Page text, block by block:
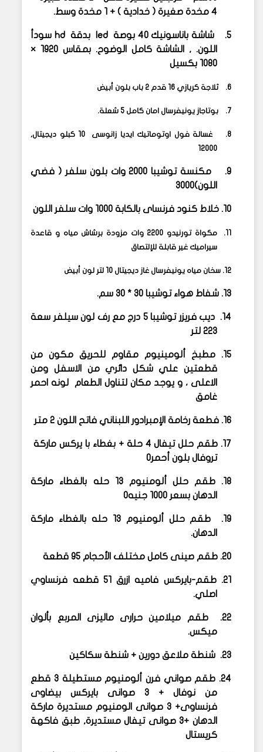
4 مخدة صغيرة ( خدادية ) + 1 مخدة وسط.
5. شاشة باناسونيك 40 بوصة led بدقة hd سودأ
اللون. , الشاشة كامل الوضوح. بمقاس ١٩٢٠ ×
١٠٨٠ بكسيل
6. ثلاجة كريازي 16 قدم 2 باب بلون أبيض
7. بوتاجاز يونيفرسال امان كامل 5 شعلة.
8. غسالة فول اوتوماتيك ايديا زانوسى 10 كبلو ديجيتال
,
12000
9.
مكنسة توشيبا 2000 وات بلون سلفر ( فضي
اللون)3000
10. خلاط كنود فرنساى بالكابة 1000 وات سلفر اللون
مكواة تورنيدو 2200 وات مزودة برشاش مياه و قاعدة
سيراميك غير قابلة للإلتصاق
12. سخان مياه يونيفرسال غاز ديجيتال 10 لتر لون أبيض
13. شفاط هواء توشيبا 30 * 30 سم.
14.
ديب فريزر توشيبا 5 درج مع رف لون سيلفر سعة
223 لتر
15.
مطبخ ألومينيوم مقاوم للحريق مكون من
قطعتين علي شكل دائري من الاسفل ومن
الاعلى ، و يوجد مكان لتناول الطعام
لونه احمر
غامق
16. فطعة رخامة الإمبرادور اللبناني فاتح اللون 2 متر
17.
طقم حلل تيفال 4 حلة + بغطاء با يركس ماركة
تروفال بلون أحمر0
18.
طقم حلل ألومنيوم 13 حله بالغطاء ماركة
الدهان بسعر 1000 جنيه
0
19.
طقم حلل ألومنيوم 13 حله بالغطاء ماركة
الدهان.
20. طقم صينى كامل مختلف الأحجام 95 قطعة
21.
طقم-بايركس فاميه ازرق ٥١ قطعه فرنساوي
اصلي.
22.
طقم ميلامين حرارى ماليزى المربع بألوان
ميكس.
23. شنطة ملاعق دورين + شنطة سكاكين
24.
طقم صواني فرن ألومنيوم مستطيلة 3 قطع
من نوفال + 3 صوانى بايركس
بيضاوى
فرنساوى+ 3 صوانى الومنيوم مستديرة ماركة
الدهان +3 صوانى
تيفال مستديرة, طبق فاكهة
كريستال